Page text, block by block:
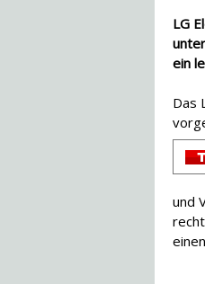
LG
ein
Das
und